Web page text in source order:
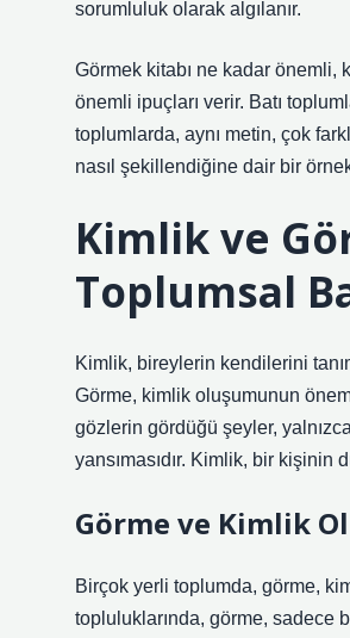
sorumluluk olarak algılanır.
Görmek kitabı ne kadar önemli,
önemli ipuçları verir. Batı
toplumlarda, aynı metin, çok
nasıl şekillendiğine dair bir
Kimlik ve
Toplumsal
Kimlik, bireylerin kendilerini
Görme, kimlik oluşumunun
gözlerin gördüğü şeyler,
yansımasıdır. Kimlik, bir kişinin
Görme ve Kimlik
Birçok yerli toplumda, görme,
topluluklarında, görme, sadece